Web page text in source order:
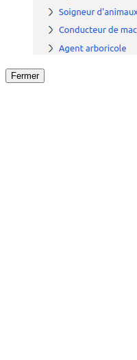
Fermer